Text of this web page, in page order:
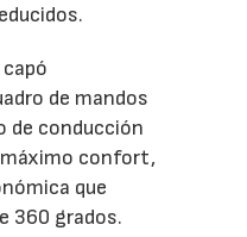
de mandos
de conducción
confort,
que
360 grados.